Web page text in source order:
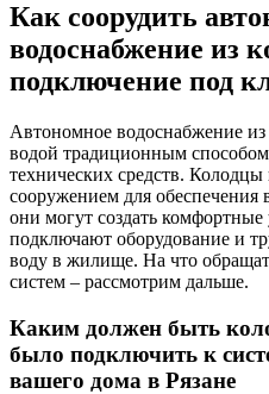
Как соорудить
водоснабжение из
подключение под
Автономное водоснабжение из
водой традиционным
технических средств.
сооружением для
они могут создать
подключают оборудование и
воду в жилище. На что
систем – рассмотрим дальше.
Каким должен быть
было подключить к
вашего дома в Рязане